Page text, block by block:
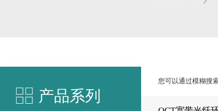
产品系列
您可以通过模糊搜